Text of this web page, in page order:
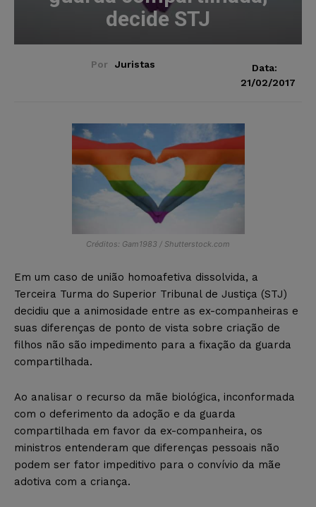
decide STJ
Por Juristas
Data:
21/02/2017
Créditos: Gam1983 / Shutterstock.com
Em um caso de união homoafetiva dissolvida, a
Terceira Turma do Superior Tribunal de Justiça (STJ)
decidiu que a animosidade entre as ex-companheiras e
suas diferenças de ponto de vista sobre criação de
filhos não são impedimento para a fixação da guarda
compartilhada.
Ao analisar o recurso da mãe biológica, inconformada
com o deferimento da adoção e da guarda
compartilhada em favor da ex-companheira, os
ministros entenderam que diferenças pessoais não
podem ser fator impeditivo para o convívio da mãe
adotiva com a criança.